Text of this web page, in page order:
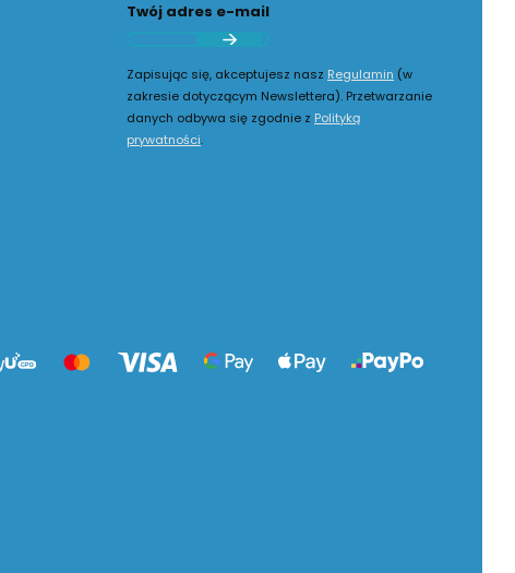
Twój adres e-mail
Zapisując się, akceptujesz nasz Regulamin (w
zakresie dotyczącym Newslettera). Przetwarzanie
danych odbywa się zgodnie z Polityką
prywatności.